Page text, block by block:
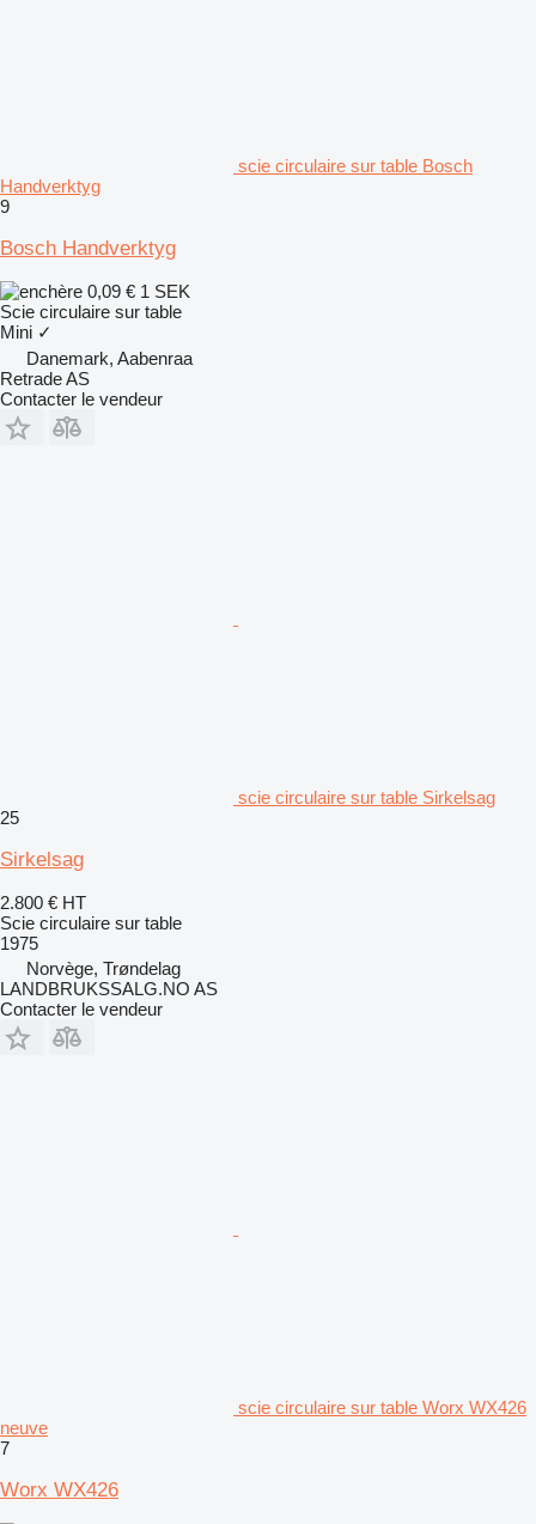
scie circulaire sur table Bosch
Handverktyg
9
Bosch Handverktyg
0,09 € 1 SEK
Scie circulaire sur table
Mini ✓
Danemark, Aabenraa
Retrade AS
Contacter le vendeur
scie circulaire sur table Sirkelsag
25
Sirkelsag
2.800 € HT
Scie circulaire sur table
1975
Norvège, Trøndelag
LANDBRUKSSALG.NO AS
Contacter le vendeur
scie circulaire sur table Worx WX426
neuve
7
Worx WX426